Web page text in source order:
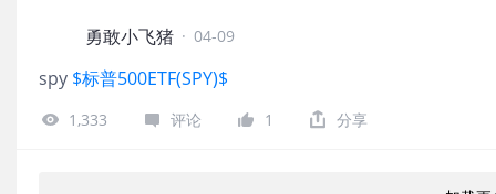
并不是一个特别舒服的单边追涨位置。
经过这条航道，一旦美国封锁伊朗港口
与此同时，市场也清楚这类地缘事件往
勇敢小飞猪 · 04-09
spy $标普500ETF(SPY)$
1,333 评论 1 分享